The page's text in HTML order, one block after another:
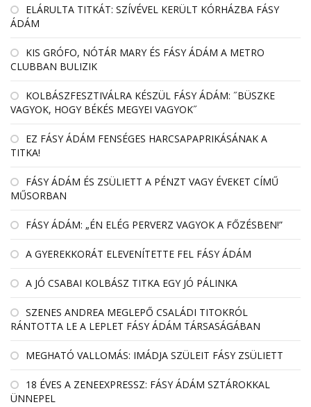
EL­ÁRULTA TIT­KÁT: SZÍ­VÉ­VEL KE­RÜLT KÓR­HÁZBA FÁSY
ÁDÁM
KIS GRÓFO, NÓTÁR MARY ÉS FÁSY ÁDÁM A METRO
CLUBBAN BULIZIK
KOLBÁSZFESZTIVÁLRA KÉSZÜL FÁSY ÁDÁM: ˝BÜSZKE
VAGYOK, HOGY BÉKÉS MEGYEI VAGYOK˝
EZ FÁSY ÁDÁM FENSÉGES HARCSAPAPRIKÁSÁNAK A
TITKA!
FÁSY ÁDÁM ÉS ZSÜLIETT A PÉNZT VAGY ÉVEKET CÍMŰ
MŰSORBAN
FÁSY ÁDÁM: „ÉN ELÉG PERVERZ VAGYOK A FŐZÉSBEN!”
A GYEREKKORÁT ELEVENÍTETTE FEL FÁSY ÁDÁM
A JÓ CSABAI KOLBÁSZ TITKA EGY JÓ PÁLINKA
SZENES ANDREA MEGLEPŐ CSALÁDI TITOKRÓL
RÁNTOTTA LE A LEPLET FÁSY ÁDÁM TÁRSASÁGÁBAN
MEGHATÓ VALLOMÁS: IMÁDJA SZÜLEIT FÁSY ZSÜLIETT
18 ÉVES A ZENEEXPRESSZ: FÁSY ÁDÁM SZTÁROKKAL
ÜNNEPEL